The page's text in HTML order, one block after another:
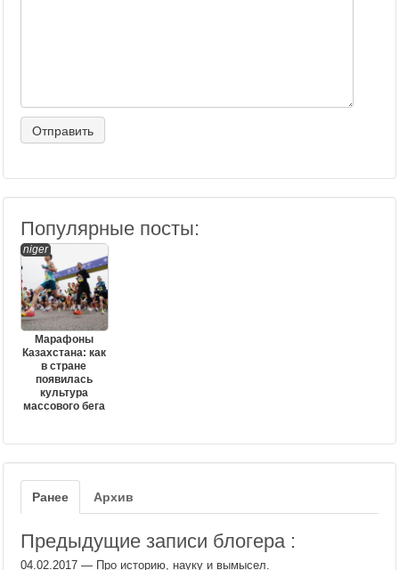
Популярные посты:
niger
Марафоны
Казахстана: как
в стране
появилась
культура
массового бега
Ранее Архив
Предыдущие записи блогера :
04.02.2017 — Про историю, науку и вымысел.